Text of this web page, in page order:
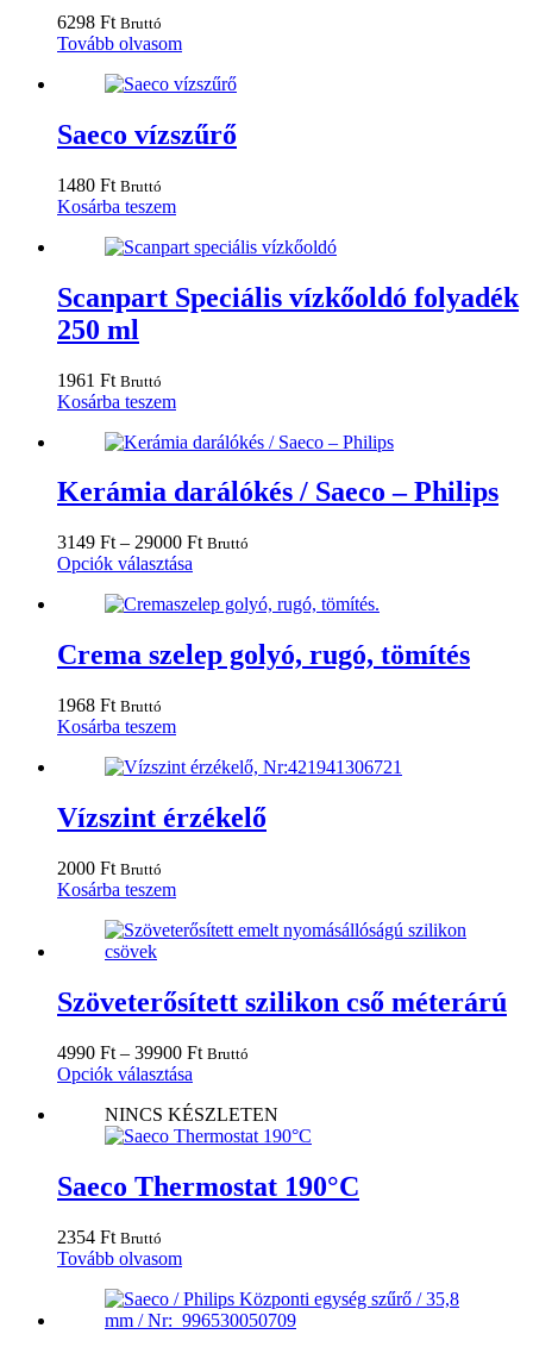
6298 Ft Bruttó
Tovább olvasom
Saeco vízszűrő
1480 Ft Bruttó
Kosárba teszem
Scanpart Speciális vízkőoldó folyadék
250 ml
1961 Ft Bruttó
Kosárba teszem
Kerámia darálókés / Saeco – Philips
3149 Ft – 29000 FtÁrtartomány:
29000 Ft
Bruttó
Opciók választása
terméknek
variációja
van.
termékoldalon
választhatók
Crema szelep golyó, rugó, tömítés
1968 Ft Bruttó
Kosárba teszem
Vízszint érzékelő
2000 Ft Bruttó
Kosárba teszem
Szöveterősített szilikon cső méterárú
4990 Ft – 39900 FtÁrtartomány:
39900 Ft
Bruttó
Opciók választása
terméknek
több
van.
A
ki
NINCS KÉSZLETEN
Saeco Thermostat 190°C
2354 Ft Bruttó
Tovább olvasom